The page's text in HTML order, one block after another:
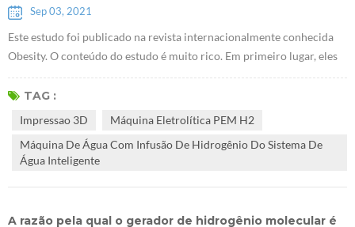
Sep 03, 2021
Este estudo foi publicado na revista internacionalmente conhecida
Obesity. O conteúdo do estudo é muito rico. Em primeiro lugar, eles
descobriram queE Máquina eletrolítica PEM H2 pode promover o
acúmulo de glicogênio no fígado. Eles usaram camundongos db / db
Health...
TAG :
Impressao 3D
Máquina Eletrolítica PEM H2
Máquina De Água Com Infusão De Hidrogênio Do Sistema De
Água Inteligente
A razão pela qual o gerador de hidrogênio molecular é